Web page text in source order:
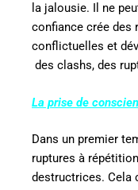
la jalousie. Il ne
confiance crée des
conflictuelles et
des clashs, des
La prise de
Dans un premier
ruptures à
destructrices. Cela